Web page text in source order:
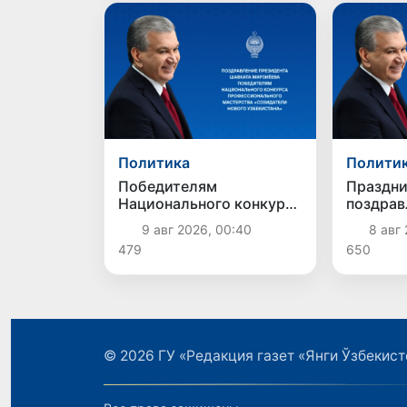
Политика
Победителям
Национального конкурса
профессионального
мастерства
«Созидатели Нового
Узбекистана»
9 авг 2026, 00:40
479
8 авг
650
© 2026 ГУ «Редакция газет «Янги